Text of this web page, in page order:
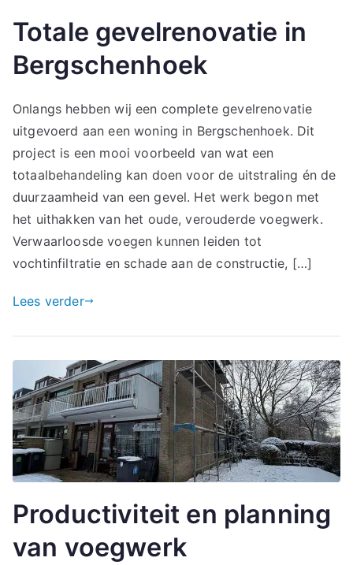
Totale gevelrenovatie in
Bergschenhoek
Onlangs hebben wij een complete gevelrenovatie
uitgevoerd aan een woning in Bergschenhoek. Dit
project is een mooi voorbeeld van wat een
totaalbehandeling kan doen voor de uitstraling én de
duurzaamheid van een gevel. Het werk begon met
het uithakken van het oude, verouderde voegwerk.
Verwaarloosde voegen kunnen leiden tot
vochtinfiltratie en schade aan de constructie, […]
Lees verder
Productiviteit en planning
van voegwerk